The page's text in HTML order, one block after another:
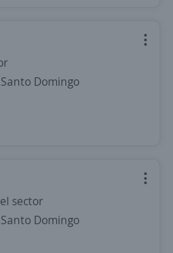
Domingo
sector
Domingo